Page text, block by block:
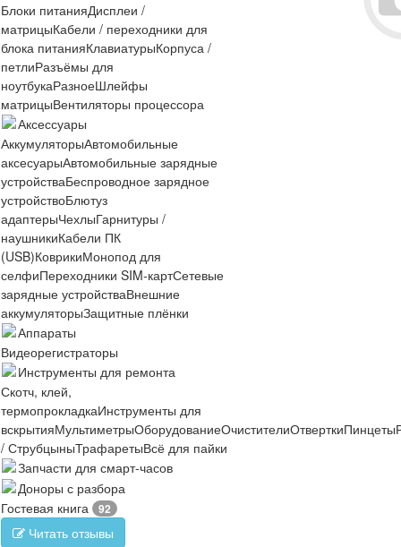
Блоки питанияДисплеи /
матрицыКабели / переходники для
блока питанияКлавиатурыКорпуса /
петлиРазъёмы для
ноутбукаРазноеШлейфы
матрицыВентиляторы процессора
Аксессуары
АккумуляторыАвтомобильные
аксесуарыАвтомобильные зарядные
устройстваБеспроводное зарядное
устройствоБлютуз
адаптерыЧехлыГарнитуры /
наушникиКабели ПК
(USB)КоврикиМонопод для
селфиПереходники SIM-картСетевые
зарядные устройстваВнешние
аккумуляторыЗащитные плёнки
Аппараты
Видеорегистраторы
Инструменты для ремонта
Скотч, клей,
термопрокладкаИнструменты для
вскрытияМультиметрыОборудованиеОчистителиОтверткиПинцеты
/ СтрубцыныТрафаретыВсё для пайки
Запчасти для смарт-часов
Доноры с разбора
Гостевая книга
92
Читать отзывы